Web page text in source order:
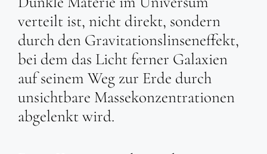
verteilt ist, nicht direkt, sondern
durch den Gravitationslinseneffekt,
bei dem das Licht ferner Galaxien
auf seinem Weg zur Erde durch
unsichtbare Massekonzentrationen
abgelenkt wird.